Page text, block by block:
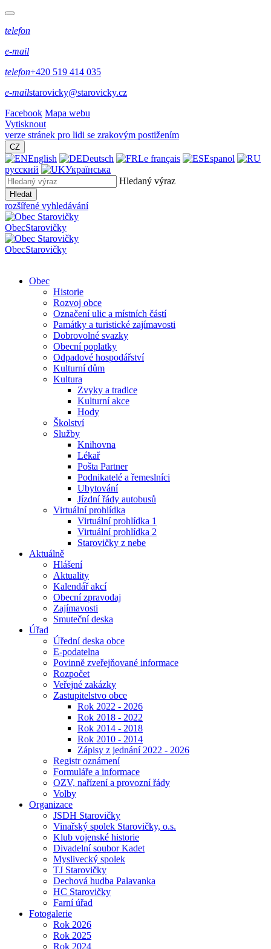
telefon
e-mail
telefon+420 519 414 035
e-mailstarovicky@starovicky.cz
Facebook Mapa webu
Vytisknout
verze stránek pro lidi se zrakovým postižením
CZ
English Deutsch Le français
Espanol
русский
Українська
Hledaný výraz
Hledat
rozšířené vyhledávání
ObecStarovičky
ObecStarovičky
Obec
Historie
Rozvoj obce
Označení ulic a místních částí
Památky a turistické zajímavosti
Dobrovolné svazky
Obecní poplatky
Odpadové hospodářství
Kulturní dům
Kultura
Zvyky a tradice
Kulturní akce
Hody
Školství
Služby
Knihovna
Lékař
Pošta Partner
Podnikatelé a řemeslníci
Ubytování
Jízdní řády autobusů
Virtuální prohlídka
Virtuální prohlídka 1
Virtuální prohlídka 2
Starovičky z nebe
Aktuálně
Hlášení
Aktuality
Kalendář akcí
Obecní zpravodaj
Zajímavosti
Smuteční deska
Úřad
Úřední deska obce
E-podatelna
Povinně zveřejňované informace
Rozpočet
Veřejné zakázky
Zastupitelstvo obce
Rok 2022 - 2026
Rok 2018 - 2022
Rok 2014 - 2018
Rok 2010 - 2014
Zápisy z jednání 2022 - 2026
Registr oznámení
Formuláře a informace
OZV, nařízení a provozní řády
Volby
Organizace
JSDH Starovičky
Vinařský spolek Starovičky, o.s.
Klub vojenské historie
Divadelní soubor Kadet
Myslivecký spolek
TJ Starovičky
Dechová hudba Palavanka
HC Starovičky
Farní úřad
Fotogalerie
Rok 2026
Rok 2025
Rok 2024